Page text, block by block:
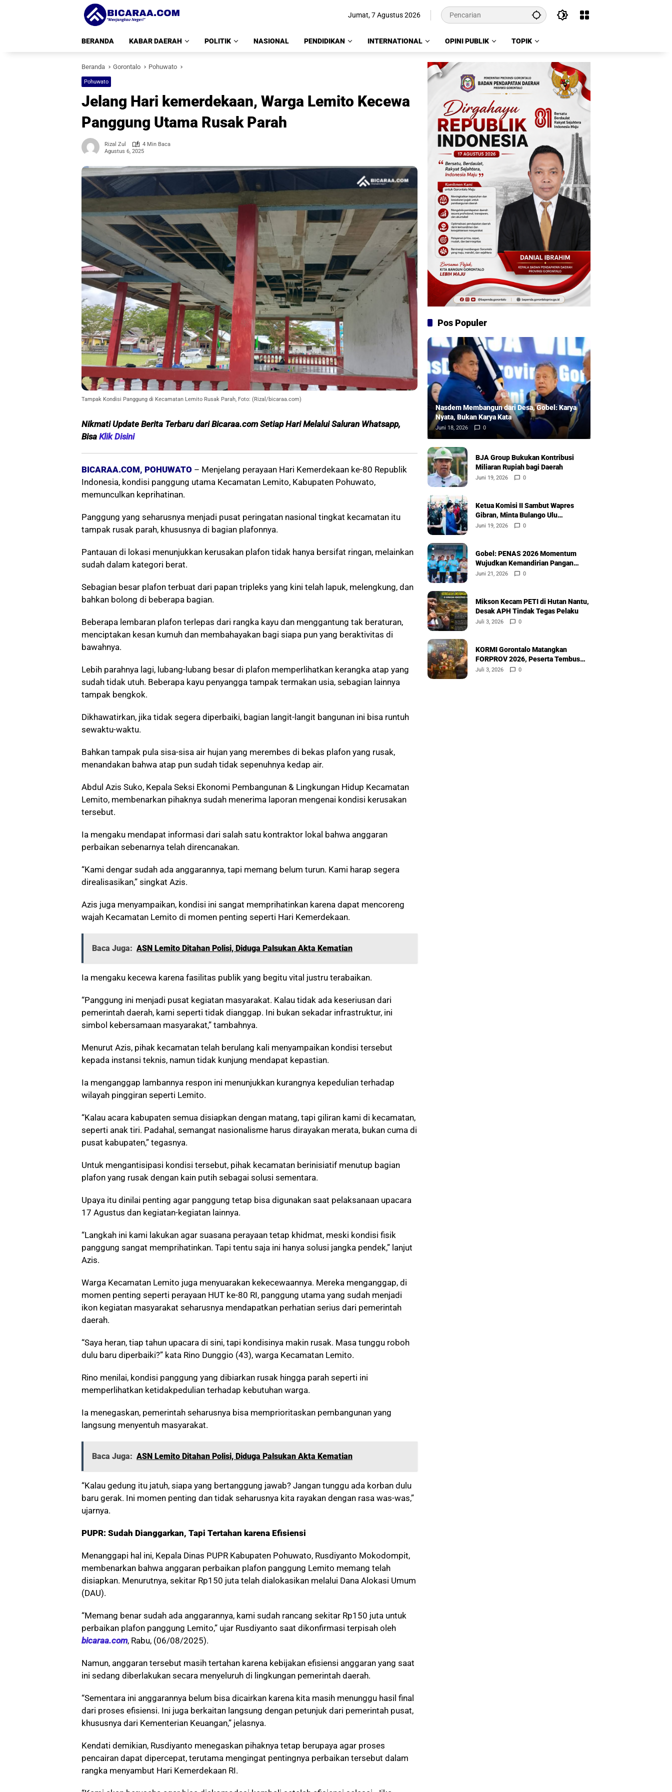
Jumat, 7 Agustus 2026
BERANDA KABAR DAERAH POLITIK NASIONAL PENDIDIKAN INTERNATIONAL OPINI PUBLIK TOPIK
Beranda Gorontalo Pohuwato
Pohuwato
Jelang Hari kemerdekaan, Warga Lemito Kecewa
Panggung Utama Rusak Parah
Rizal Zul
4 Min Baca
Agustus 6, 2025
Tampak Kondisi Panggung di Kecamatan Lemito Rusak Parah, Foto: (Rizal/bicaraa.com)
Nikmati Update Berita Terbaru dari Bicaraa.com Setiap Hari Melalui Saluran Whatsapp,
Bisa Klik Disini
BICARAA.COM, POHUWATO – Menjelang perayaan Hari Kemerdekaan ke-80 Republik
Indonesia, kondisi panggung utama Kecamatan Lemito, Kabupaten Pohuwato,
memunculkan keprihatinan.
Panggung yang seharusnya menjadi pusat peringatan nasional tingkat kecamatan itu
tampak rusak parah, khususnya di bagian plafonnya.
Pantauan di lokasi menunjukkan kerusakan plafon tidak hanya bersifat ringan, melainkan
sudah dalam kategori berat.
Sebagian besar plafon terbuat dari papan tripleks yang kini telah lapuk, melengkung, dan
bahkan bolong di beberapa bagian.
Beberapa lembaran plafon terlepas dari rangka kayu dan menggantung tak beraturan,
menciptakan kesan kumuh dan membahayakan bagi siapa pun yang beraktivitas di
bawahnya.
Lebih parahnya lagi, lubang-lubang besar di plafon memperlihatkan kerangka atap yang
sudah tidak utuh. Beberapa kayu penyangga tampak termakan usia, sebagian lainnya
tampak bengkok.
Dikhawatirkan, jika tidak segera diperbaiki, bagian langit-langit bangunan ini bisa runtuh
sewaktu-waktu.
Bahkan tampak pula sisa-sisa air hujan yang merembes di bekas plafon yang rusak,
menandakan bahwa atap pun sudah tidak sepenuhnya kedap air.
Abdul Azis Suko, Kepala Seksi Ekonomi Pembangunan & Lingkungan Hidup Kecamatan
Lemito, membenarkan pihaknya sudah menerima laporan mengenai kondisi kerusakan
tersebut.
Ia mengaku mendapat informasi dari salah satu kontraktor lokal bahwa anggaran
perbaikan sebenarnya telah direncanakan.
“Kami dengar sudah ada anggarannya, tapi memang belum turun. Kami harap segera
direalisasikan,” singkat Azis.
Azis juga menyampaikan, kondisi ini sangat memprihatinkan karena dapat mencoreng
wajah Kecamatan Lemito di momen penting seperti Hari Kemerdekaan.
Baca Juga: ASN Lemito Ditahan Polisi, Diduga Palsukan Akta Kematian
Ia mengaku kecewa karena fasilitas publik yang begitu vital justru terabaikan.
“Panggung ini menjadi pusat kegiatan masyarakat. Kalau tidak ada keseriusan dari
pemerintah daerah, kami seperti tidak dianggap. Ini bukan sekadar infrastruktur, ini
simbol kebersamaan masyarakat,” tambahnya.
Menurut Azis, pihak kecamatan telah berulang kali menyampaikan kondisi tersebut
kepada instansi teknis, namun tidak kunjung mendapat kepastian.
Ia menganggap lambannya respon ini menunjukkan kurangnya kepedulian terhadap
wilayah pinggiran seperti Lemito.
“Kalau acara kabupaten semua disiapkan dengan matang, tapi giliran kami di kecamatan,
seperti anak tiri. Padahal, semangat nasionalisme harus dirayakan merata, bukan cuma di
pusat kabupaten,” tegasnya.
Untuk mengantisipasi kondisi tersebut, pihak kecamatan berinisiatif menutup bagian
plafon yang rusak dengan kain putih sebagai solusi sementara.
Upaya itu dinilai penting agar panggung tetap bisa digunakan saat pelaksanaan upacara
17 Agustus dan kegiatan-kegiatan lainnya.
“Langkah ini kami lakukan agar suasana perayaan tetap khidmat, meski kondisi fisik
panggung sangat memprihatinkan. Tapi tentu saja ini hanya solusi jangka pendek,” lanjut
Azis.
Warga Kecamatan Lemito juga menyuarakan kekecewaannya. Mereka menganggap, di
momen penting seperti perayaan HUT ke-80 RI, panggung utama yang sudah menjadi
ikon kegiatan masyarakat seharusnya mendapatkan perhatian serius dari pemerintah
daerah.
“Saya heran, tiap tahun upacara di sini, tapi kondisinya makin rusak. Masa tunggu roboh
dulu baru diperbaiki?” kata Rino Dunggio (43), warga Kecamatan Lemito.
Rino menilai, kondisi panggung yang dibiarkan rusak hingga parah seperti ini
memperlihatkan ketidakpedulian terhadap kebutuhan warga.
Ia menegaskan, pemerintah seharusnya bisa memprioritaskan pembangunan yang
langsung menyentuh masyarakat.
Baca Juga: ASN Lemito Ditahan Polisi, Diduga Palsukan Akta Kematian
“Kalau gedung itu jatuh, siapa yang bertanggung jawab? Jangan tunggu ada korban dulu
baru gerak. Ini momen penting dan tidak seharusnya kita rayakan dengan rasa was-was,”
ujarnya.
PUPR: Sudah Dianggarkan, Tapi Tertahan karena Efisiensi
Menanggapi hal ini, Kepala Dinas PUPR Kabupaten Pohuwato, Rusdiyanto Mokodompit,
membenarkan bahwa anggaran perbaikan plafon panggung Lemito memang telah
disiapkan. Menurutnya, sekitar Rp150 juta telah dialokasikan melalui Dana Alokasi Umum
(DAU).
“Memang benar sudah ada anggarannya, kami sudah rancang sekitar Rp150 juta untuk
perbaikan plafon panggung Lemito,” ujar Rusdiyanto saat dikonfirmasi terpisah oleh
bicaraa.com, Rabu, (06/08/2025).
Namun, anggaran tersebut masih tertahan karena kebijakan efisiensi anggaran yang saat
ini sedang diberlakukan secara menyeluruh di lingkungan pemerintah daerah.
“Sementara ini anggarannya belum bisa dicairkan karena kita masih menunggu hasil final
dari proses efisiensi. Ini juga berkaitan langsung dengan petunjuk dari pemerintah pusat,
khususnya dari Kementerian Keuangan,” jelasnya.
Kendati demikian, Rusdiyanto menegaskan pihaknya tetap berupaya agar proses
pencairan dapat dipercepat, terutama mengingat pentingnya perbaikan tersebut dalam
rangka menyambut Hari Kemerdekaan RI.
Pos Populer
Nasdem Membangun dari Desa, Gobel: Karya
Nyata, Bukan Karya Kata
Juni 18, 2026 0
BJA Group Bukukan Kontribusi
Miliaran Rupiah bagi Daerah
Juni 19, 2026 0
Ketua Komisi II Sambut Wapres
Gibran, Minta Bulango Ulu
Diprioritaskan
Juni 19, 2026 0
Gobel: PENAS 2026 Momentum
Wujudkan Kemandirian Pangan
Nasional
Juni 21, 2026 0
Mikson Kecam PETI di Hutan Nantu,
Desak APH Tindak Tegas Pelaku
Juli 3, 2026 0
KORMI Gorontalo Matangkan
FORPROV 2026, Peserta Tembus
600
Juli 3, 2026 0